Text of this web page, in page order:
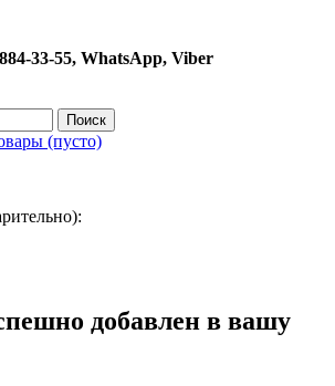
33-55, WhatsApp, Viber
Поиск
(пусто)
добавлен в вашу